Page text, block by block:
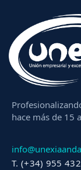
hace más de 15
T. (+34) 955